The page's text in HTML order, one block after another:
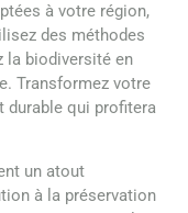
à votre région,
des méthodes
la biodiversité en
Transformez votre
durable qui profitera
un atout
à la préservation